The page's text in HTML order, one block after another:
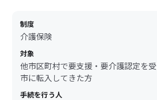
制度
介護保険
対象
他市区町村で要支援・要介護認定を
市に転入してきた方
手続を行う人